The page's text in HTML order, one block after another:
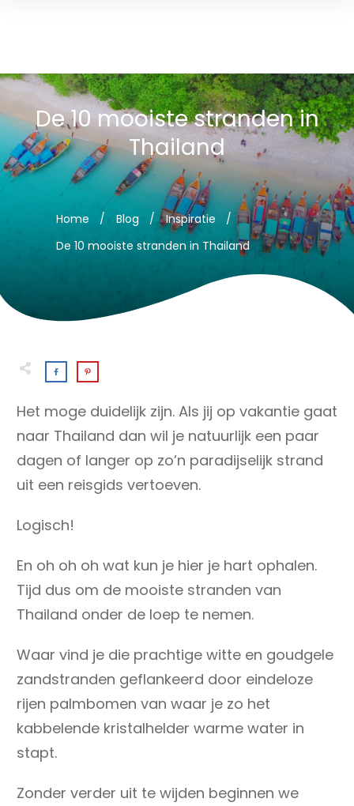
De 10 mooiste stranden in
Thailand
Home / Blog / Inspiratie
/
De 10 mooiste stranden in Thailand
Het moge duidelijk zijn. Als jij op vakantie gaat
naar Thailand dan wil je natuurlijk een paar
dagen of langer op zo’n paradijselijk strand
uit een reisgids vertoeven.
Logisch!
En oh oh oh wat kun je hier je hart ophalen.
Tijd dus om de mooiste stranden van
Thailand onder de loep te nemen.
Waar vind je die prachtige witte en goudgele
zandstranden geflankeerd door eindeloze
rijen palmbomen van waar je zo het
kabbelende kristalhelder warme water in
stapt.
Zonder verder uit te wijden beginnen we